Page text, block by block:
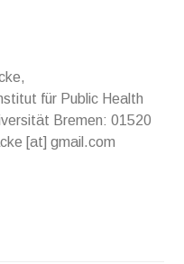
für Public Health
Bremen: 01520
[at] gmail.com